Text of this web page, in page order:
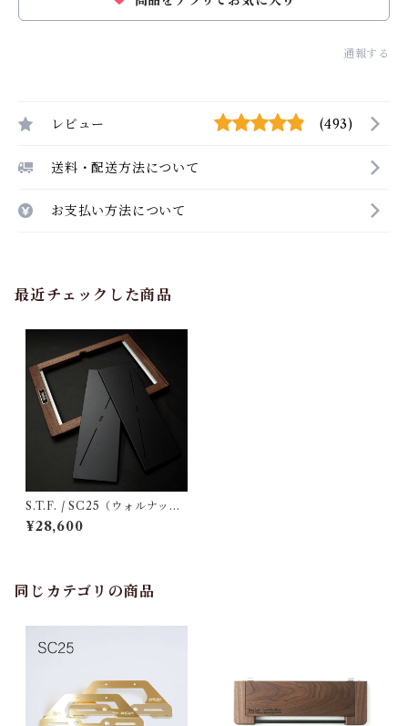
通報する
レビュー (493)
送料・配送方法について
お支払い方法について
最近チェックした商品
S.T.F. / SC25（ウォルナッ
ト）
¥28,600
同じカテゴリの商品